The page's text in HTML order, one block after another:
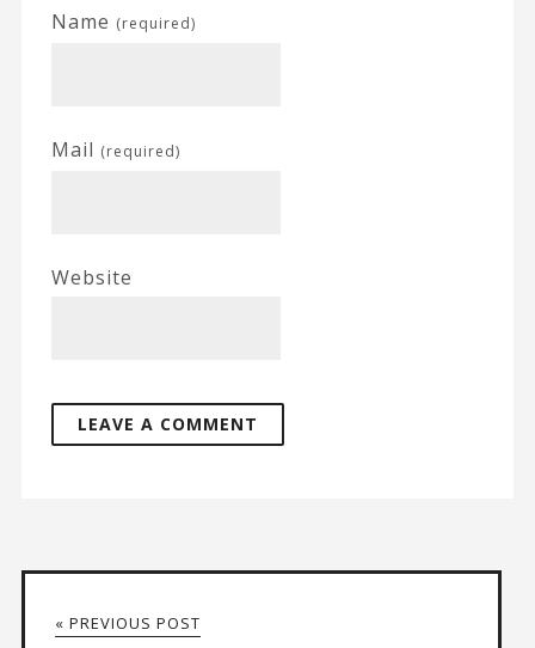
Name (required)
Mail (required)
Website
« PREVIOUS POST